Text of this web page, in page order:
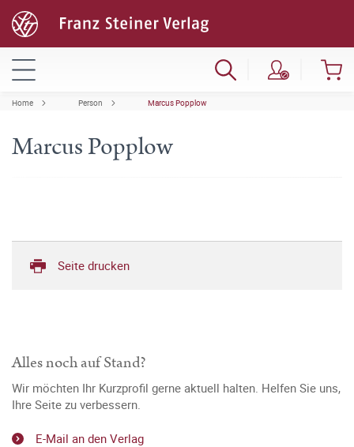
Home Person Marcus Popplow
Marcus Popplow
Seite drucken
Alles noch auf Stand?
Wir möchten Ihr Kurzprofil gerne aktuell halten. Helfen Sie uns,
Ihre Seite zu verbessern.
E-Mail an den Verlag